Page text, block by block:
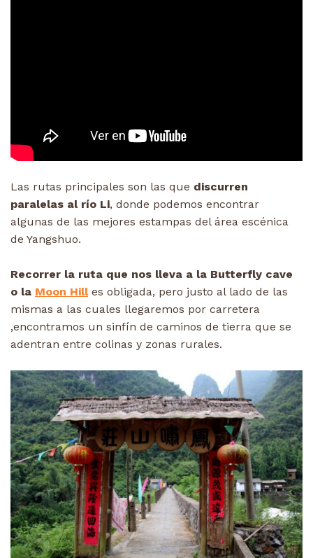
Las rutas principales son las que discurren
paralelas al río Li, donde podemos encontrar
algunas de las mejores estampas del área escénica
de Yangshuo.
Recorrer la ruta que nos lleva a la Butterfly cave
o la Moon Hilles obligada, pero justo al lado de las
mismas a las cuales llegaremos por carretera
,encontramos un sinfín de caminos de tierra que se
adentran entre colinas y zonas rurales.